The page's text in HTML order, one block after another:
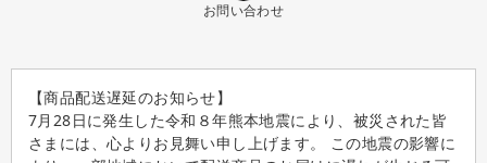
お問い合わせ
【商品配送遅延のお知らせ】
7月28日に発生した令和８年熊本地震により、被災された皆
さまには、心よりお見舞い申し上げます。 この地震の影響に